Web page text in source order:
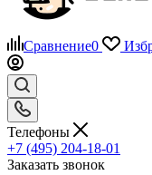
Сравнение0
Телефоны
+7 (495) 204-18-01
Заказать звонок